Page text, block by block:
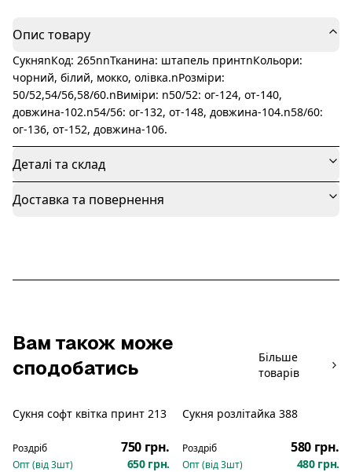
Опис товару
СукняnКод: 265nnТканина: штапель принтnКольори:
чорний, білий, мокко, олівка.nРозміри:
50/52,54/56,58/60.nВиміри: n50/52: ог-124, от-140,
довжина-102.n54/56: ог-132, от-148, довжина-104.n58/60:
ог-136, от-152, довжина-106.
Деталі та склад
Доставка та повернення
Вам також може
сподобатись
Більше
товарів
Новинка
Сукня софт квітка принт 213
Роздріб 750 грн.
Опт (від3шт) 650 грн.
Новинка
Сукня розлітайка 388
Роздріб 580 грн.
Опт (від3шт) 480 грн.